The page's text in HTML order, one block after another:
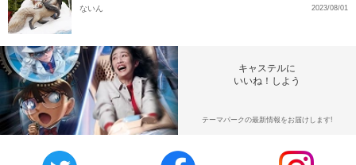
2023/08/01
ないん
キャステルに
いいね！しよう
テーマパークの最新情報をお届けします!